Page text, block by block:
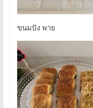
ขนมปัง พาย